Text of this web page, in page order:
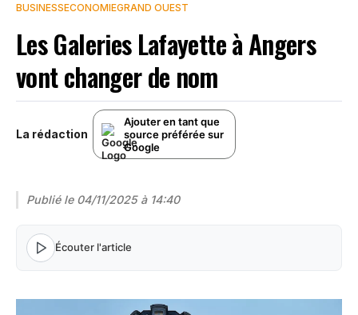
BUSINESSECONOMIEGRAND OUEST
Les Galeries Lafayette à Angers
vont changer de nom
La rédaction
Ajouter en tant que
source préférée sur
Google
Publié le 04/11/2025 à 14:40
Écouter l'article